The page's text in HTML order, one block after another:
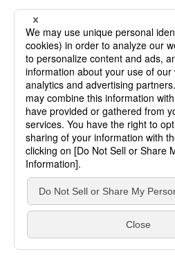
凡
〒102-0093 東京都千代田区平
TEL：03-3263-3959／FAX：
麹町店
〒102-0093 東京
13 8F［アクセス］
TEL：03-3239-
3116
大阪店
〒541-0056 大阪
4-2-10
大西ビルディング 1
TEL：06-4256-
7887
© Bonjinsha Co., LTD. All